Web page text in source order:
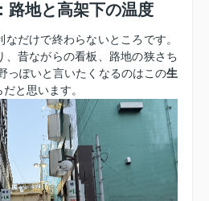
路地と高架下の温度
だけで終わらないところです。
、昔ながらの看板、路地の狭さち
っぽいと言いたくなるのはこの生
と思います。